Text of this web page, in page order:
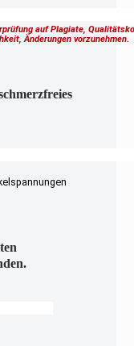
auf Plagiate,
Änderungen vorzunehmen.